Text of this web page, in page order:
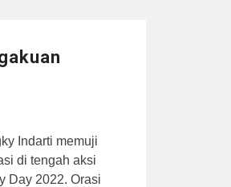
Indarti memuji
di tengah aksi
Day 2022. Orasi